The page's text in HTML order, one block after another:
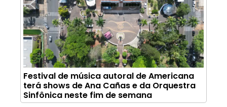
Festival de música autoral de Americana
terá shows de Ana Cañas e da Orquestra
Sinfônica neste fim de semana